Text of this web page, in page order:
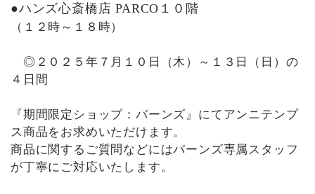
●ハンズ心斎橋店 PARCO１０階
（１２時～１８時）
◎２０２５年７月１０日（木）～１３日（日）の
４日間
『期間限定ショップ：バーンズ』にてアンニテンプ
ス商品をお求めいただけます。
商品に関するご質問などにはバーンズ専属スタッフ
が丁寧にご対応いたします。